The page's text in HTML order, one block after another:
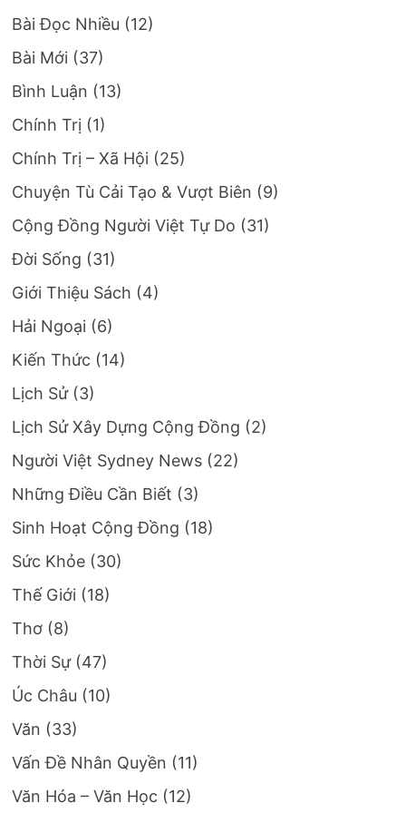
Bài Đọc Nhiều (12)
Bài Mới (37)
Bình Luận (13)
Chính Trị (1)
Chính Trị – Xã Hội (25)
Chuyện Tù Cải Tạo & Vượt Biên (9)
Cộng Đồng Người Việt Tự Do (31)
Đời Sống (31)
Giới Thiệu Sách (4)
Hải Ngoại (6)
Kiến Thức (14)
Lịch Sử(3)
Lịch Sử Xây Dựng Cộng Đồng (2)
Người Việt Sydney News (22)
Những Điều Cần Biết (3)
Sinh Hoạt Cộng Đồng (18)
Sức Khỏe (30)
Thế Giới (18)
Thơ (8)
Thời Sự(47)
Úc Châu (10)
Văn (33)
Vấn Đề Nhân Quyền (11)
Văn Hóa – Văn Học (12)